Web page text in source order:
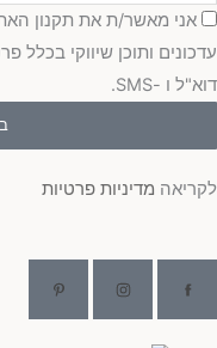
הסכמה
אני מאשר/ת את תקנון
עדכונים ותוכן שיווקי בכלל
דוא"ל ו -SMS.
לקריאה מדיניות פרטיות